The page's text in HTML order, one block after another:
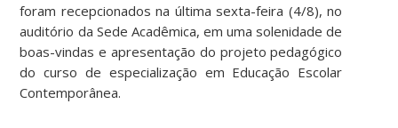
foram recepcionados na última sexta-feira (4/8), no
auditório da Sede Acadêmica, em uma solenidade de
boas-vindas e apresentação do projeto pedagógico
do curso de especialização em Educação Escolar
Contemporânea.